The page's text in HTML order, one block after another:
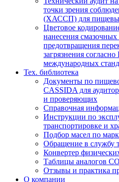
точки зрения
(ХАССП) для
Цветовое
нанесения
предотвращения
загрязнения
международных
Тех. библиотека
Документы по
CASSIDA для
и проверяющих
Справочная
Инструкции по
транспортировке и
Подбор масел по
Обращение в службу
Конвертер
Таблицы аналогов
Отзывы и практика
О компании